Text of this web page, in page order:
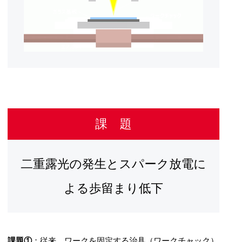
課 題
二重露光の発生とスパーク放電に
よる歩留まり低下